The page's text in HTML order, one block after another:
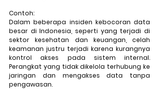
Contoh:
Dalam beberapa insiden kebocoran data
besar di Indonesia, seperti yang terjadi di
sektor kesehatan dan keuangan, celah
keamanan justru terjadi karena kurangnya
kontrol akses pada sistem internal.
Perangkat yang tidak dikelola terhubung ke
jaringan dan mengakses data tanpa
pengawasan.